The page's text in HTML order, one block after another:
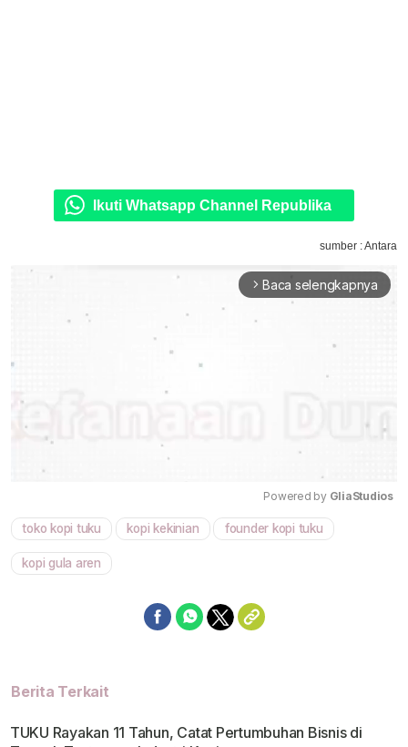
Ikuti Whatsapp Channel Republika
sumber : Antara
arrow_forward_ios Baca selengkapnya
Mute
Powered by GliaStudios
toko kopi tuku kopi kekinian founder kopi tuku
kopi gula aren
Berita Terkait
TUKU Rayakan 11 Tahun, Catat Pertumbuhan Bisnis di